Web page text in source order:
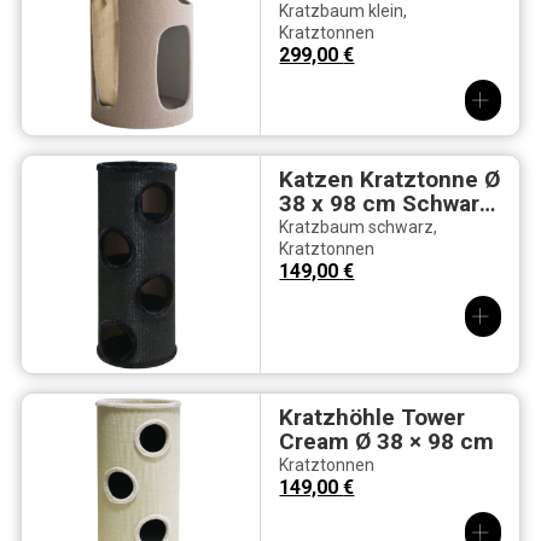
Kratzbaum klein,
Kratztonnen
299,00€
Katzen Kratztonne Ø
38 x 98 cm Schwarz
– Sisal Kratzsäule
mit Ebenen
Kratzbaum schwarz,
Kratztonnen
149,00€
Kratzhöhle Tower
Cream Ø 38 × 98 cm
Kratztonnen
149,00€